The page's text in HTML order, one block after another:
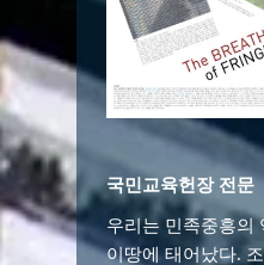
국민교육헌장 전문
우리는 민족중흥의
이땅에 태어났다.